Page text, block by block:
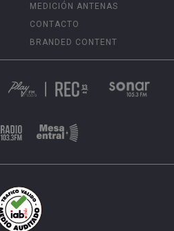
MEDICIÓN ANTENAS
CONTACTO
BRANDED CONTENT